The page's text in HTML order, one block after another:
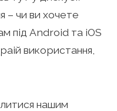
– чи ви хочете
під Android та iOS
використання,
нашим